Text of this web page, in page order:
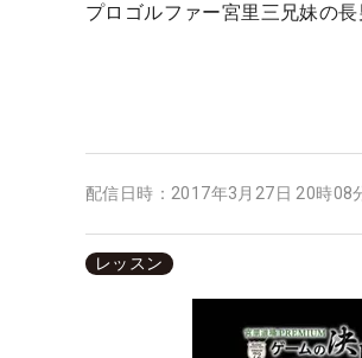
プロゴルファー宮里三兄妹の
配信日時： 2017年3月27日 20時08
レッスン